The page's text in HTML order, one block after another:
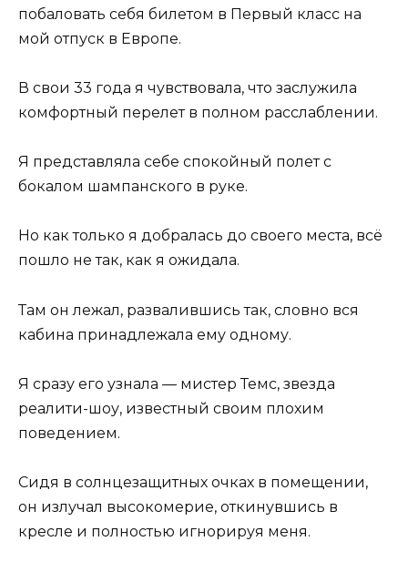
побаловать себя билетом в Первый класс на
мой отпуск в Европе.
В свои 33 года я чувствовала, что заслужила
комфортный перелет в полном расслаблении.
Я представляла себе спокойный полет с
бокалом шампанского в руке.
Но как только я добралась до своего места, всё
пошло не так, как я ожидала.
Там он лежал, развалившись так, словно вся
кабина принадлежала ему одному.
Я сразу его узнала — мистер Темс, звезда
реалити-шоу, известный своим плохим
поведением.
Сидя в солнцезащитных очках в помещении,
он излучал высокомерие, откинувшись в
кресле и полностью игнорируя меня.